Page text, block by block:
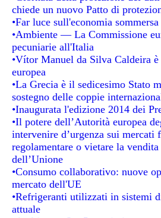
chiede un nuovo Patto di
•Far luce sull'economia
•Ambiente — La Commissione
pecuniarie all'Italia
•Vítor Manuel da Silva Caldeira
europea
•La Grecia è il sedicesimo Stato
sostegno delle coppie
•Inaugurata l'edizione 2014 dei
•Il potere dell’Autorità europea
intervenire d’urgenza sui
regolamentare o vietare la
dell’Unione
•Consumo collaborativo: nuove
mercato dell'UE
•Refrigeranti utilizzati in sistemi
attuale